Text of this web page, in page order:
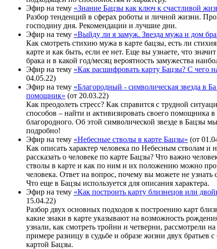
Эфир на тему «Знание Бацзы как ключ к счастливой
Разбор тенденций в сферах роботы и личной жизни.
господину дня. Рекомендации и лучшие дни.
Эфир на тему «Выйду ли я замуж. Звезда мужа и дом
Как смотреть стихию мужа в карте бацзы, есть ли
карте и как быть, если ее нет. Еще вы узнаете, что
брака и в какой год/месяц вероятность замужества
Эфир на тему «Как расшифровать карту Бацзы? С чего
04.05.22)
Эфир на тему «Благородный - символическая звезда в
помощник» (от 20.03.22)
Как преодолеть стресс? Как справится с трудной
способов – найти и активизировать своего помощника
благородного. Об этой символической звезде в Бацзы
подробно!
Эфир на тему «Небесные стволы в карте Бацзы» (от
Как описать характер человека по Небесным стволам и
рассказать о человеке по карте Бацзы? Что важно
стволы в карте и как по ним и их положению можно
человека. Ответ на вопрос, почему вы можете не узнать
Что еще в Бацзы используется для описания характера.
Эфир на тему «Как построить карту близнецов или
15.04.22)
Разбор двух основных подходов к построению карт
какие знаки в карте указывают на возможность
узнали, как смотреть тройни и четверни, рассмотрели
примере разницу в судьбе и образе жизни двух братьев
картой Бацзы.